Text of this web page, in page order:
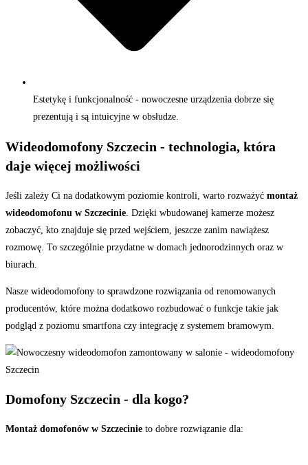
Estetykę i funkcjonalność - nowoczesne urządzenia dobrze się
prezentują i są intuicyjne w obsłudze.
Wideodomofony Szczecin - technologia, która
daje więcej możliwości
Jeśli zależy Ci na dodatkowym poziomie kontroli, warto rozważyć montaż
wideodomofonu w Szczecinie . Dzięki wbudowanej kamerze możesz
zobaczyć, kto znajduje się przed wejściem, jeszcze zanim nawiążesz
rozmowę. To szczególnie przydatne w domach jednorodzinnych oraz w
biurach.
Nasze wideodomofony to sprawdzone rozwiązania od renomowanych
producentów, które można dodatkowo rozbudować o funkcje takie jak
podgląd z poziomu smartfona czy integrację z systemem bramowym.
Domofony Szczecin - dla kogo?
Montaż domofonów w Szczecinie to dobre rozwiązanie dla: